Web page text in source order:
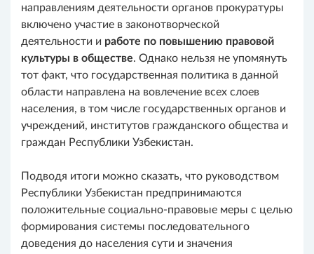
направлениям деятельности органов прокуратуры
включено участие в законотворческой
деятельности и работе по повышению правовой
культуры в обществе. Однако нельзя не упомянуть
тот факт, что государственная политика в данной
области направлена на вовлечение всех слоев
населения, в том числе государственных органов и
учреждений, институтов гражданского общества и
граждан Республики Узбекистан.
Подводя итоги можно сказать, что руководством
Республики Узбекистан предпринимаются
положительные социально-правовые меры с целью
формирования системы последовательного
доведения до населения сути и значения